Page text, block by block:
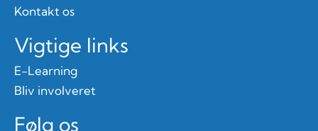
Kontakt os
Vigtige links
E-Learning
Bliv involveret
Følg os